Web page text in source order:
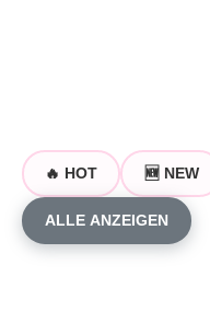
🔥 HOT 🆕 NEW
ALLE ANZEIGEN